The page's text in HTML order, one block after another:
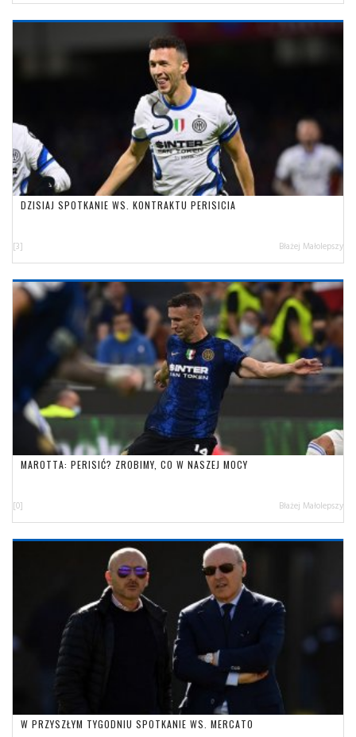
DZISIAJ SPOTKANIE WS. KONTRAKTU PERISICIA
[3] Błażej Małolepszy
MAROTTA: PERISIĆ? ZROBIMY, CO W NASZEJ MOCY
[0] Błażej Małolepszy
W PRZYSZŁYM TYGODNIU SPOTKANIE WS. MERCATO